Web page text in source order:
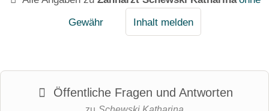
Gewähr
Inhalt melden
Öffentliche Fragen und Antworten